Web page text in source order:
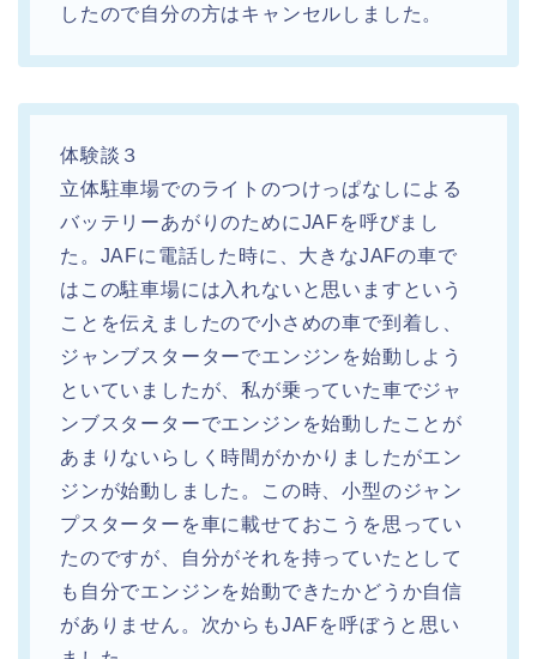
したので自分の方はキャンセルしました。
体験談３
立体駐車場でのライトのつけっぱなしによる
バッテリーあがりのためにJAFを呼びまし
た。JAFに電話した時に、大きなJAFの車で
はこの駐車場には入れないと思いますという
ことを伝えましたので小さめの車で到着し、
ジャンブスターターでエンジンを始動しよう
といていましたが、私が乗っていた車でジャ
ンブスターターでエンジンを始動したことが
あまりないらしく時間がかかりましたがエン
ジンが始動しました。この時、小型のジャン
プスターターを車に載せておこうを思ってい
たのですが、自分がそれを持っていたとして
も自分でエンジンを始動できたかどうか自信
がありません。次からもJAFを呼ぼうと思い